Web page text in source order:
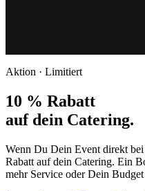
Aktion · Limitiert
10 % Rabatt
auf dein Catering.
Wenn Du Dein Event direkt
Rabatt auf dein Catering. Ein
mehr Service oder Dein